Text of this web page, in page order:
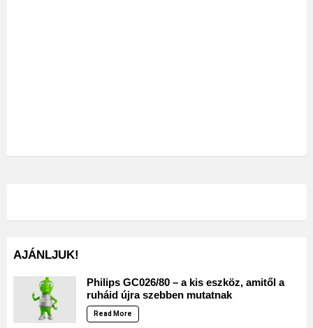
AJÁNLJUK!
Philips GC026/80 – a kis eszköz, amitől a
ruháid újra szebben mutatnak
Read More